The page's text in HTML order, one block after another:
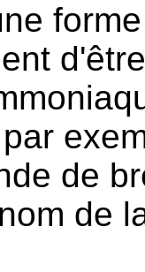
de
de